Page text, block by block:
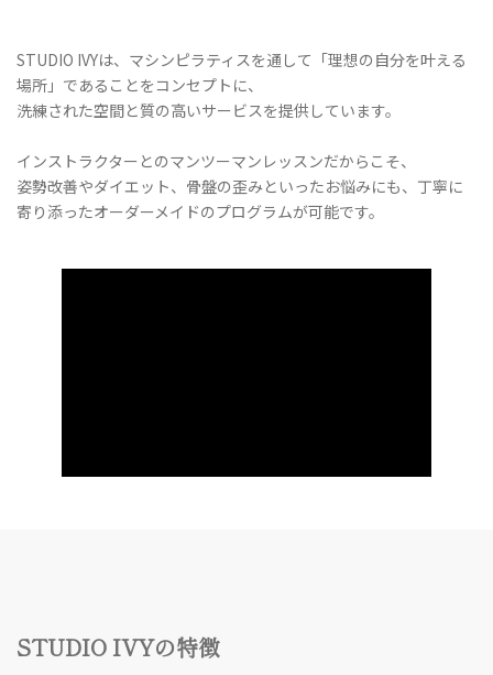
STUDIO IVYは、マシンピラティスを通して「理想の自分を叶える
場所」であることをコンセプトに、
洗練された空間と質の高いサービスを提供しています。
インストラクターとのマンツーマンレッスンだからこそ、
姿勢改善やダイエット、骨盤の歪みといったお悩みにも、丁寧に
寄り添ったオーダーメイドのプログラムが可能です。
STUDIO IVYの特徴